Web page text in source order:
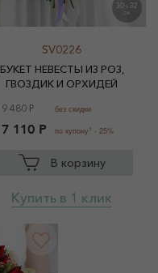
30 X32
СМ
SV0226
БУКЕТ НЕВЕСТЫ ИЗ РОЗ,
ГВОЗДИК И ОРХИДЕЙ
9 480 Р без скидки
7 110 Р по купону 1 - 25%
В корзину
Купить в 1 клик